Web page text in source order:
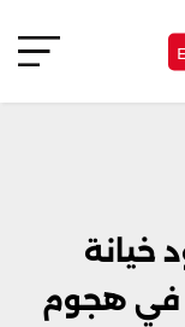
خيانة
في هجوم